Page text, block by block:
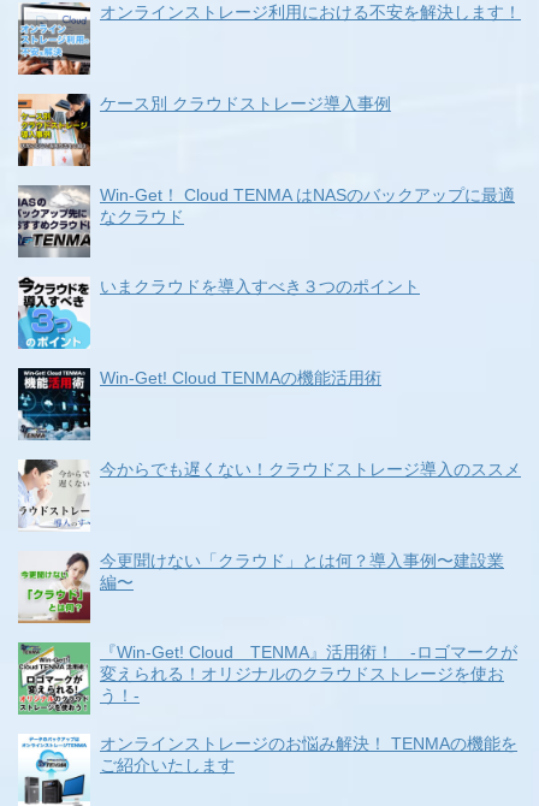
オンラインストレージ利用における不安を解決します！
ケース別 クラウドストレージ導入事例
Win-Get！ Cloud TENMA はNASのバックアップに最適
なクラウド
いまクラウドを導入すべき３つのポイント
Win-Get! Cloud TENMAの機能活用術
今からでも遅くない！クラウドストレージ導入のススメ
今更聞けない「クラウド」とは何？導入事例〜建設業
編〜
『Win-Get! Cloud TENMA』活用術！ -ロゴマークが
変えられる！オリジナルのクラウドストレージを使お
う！-
オンラインストレージのお悩み解決！ TENMAの機能を
ご紹介いたします